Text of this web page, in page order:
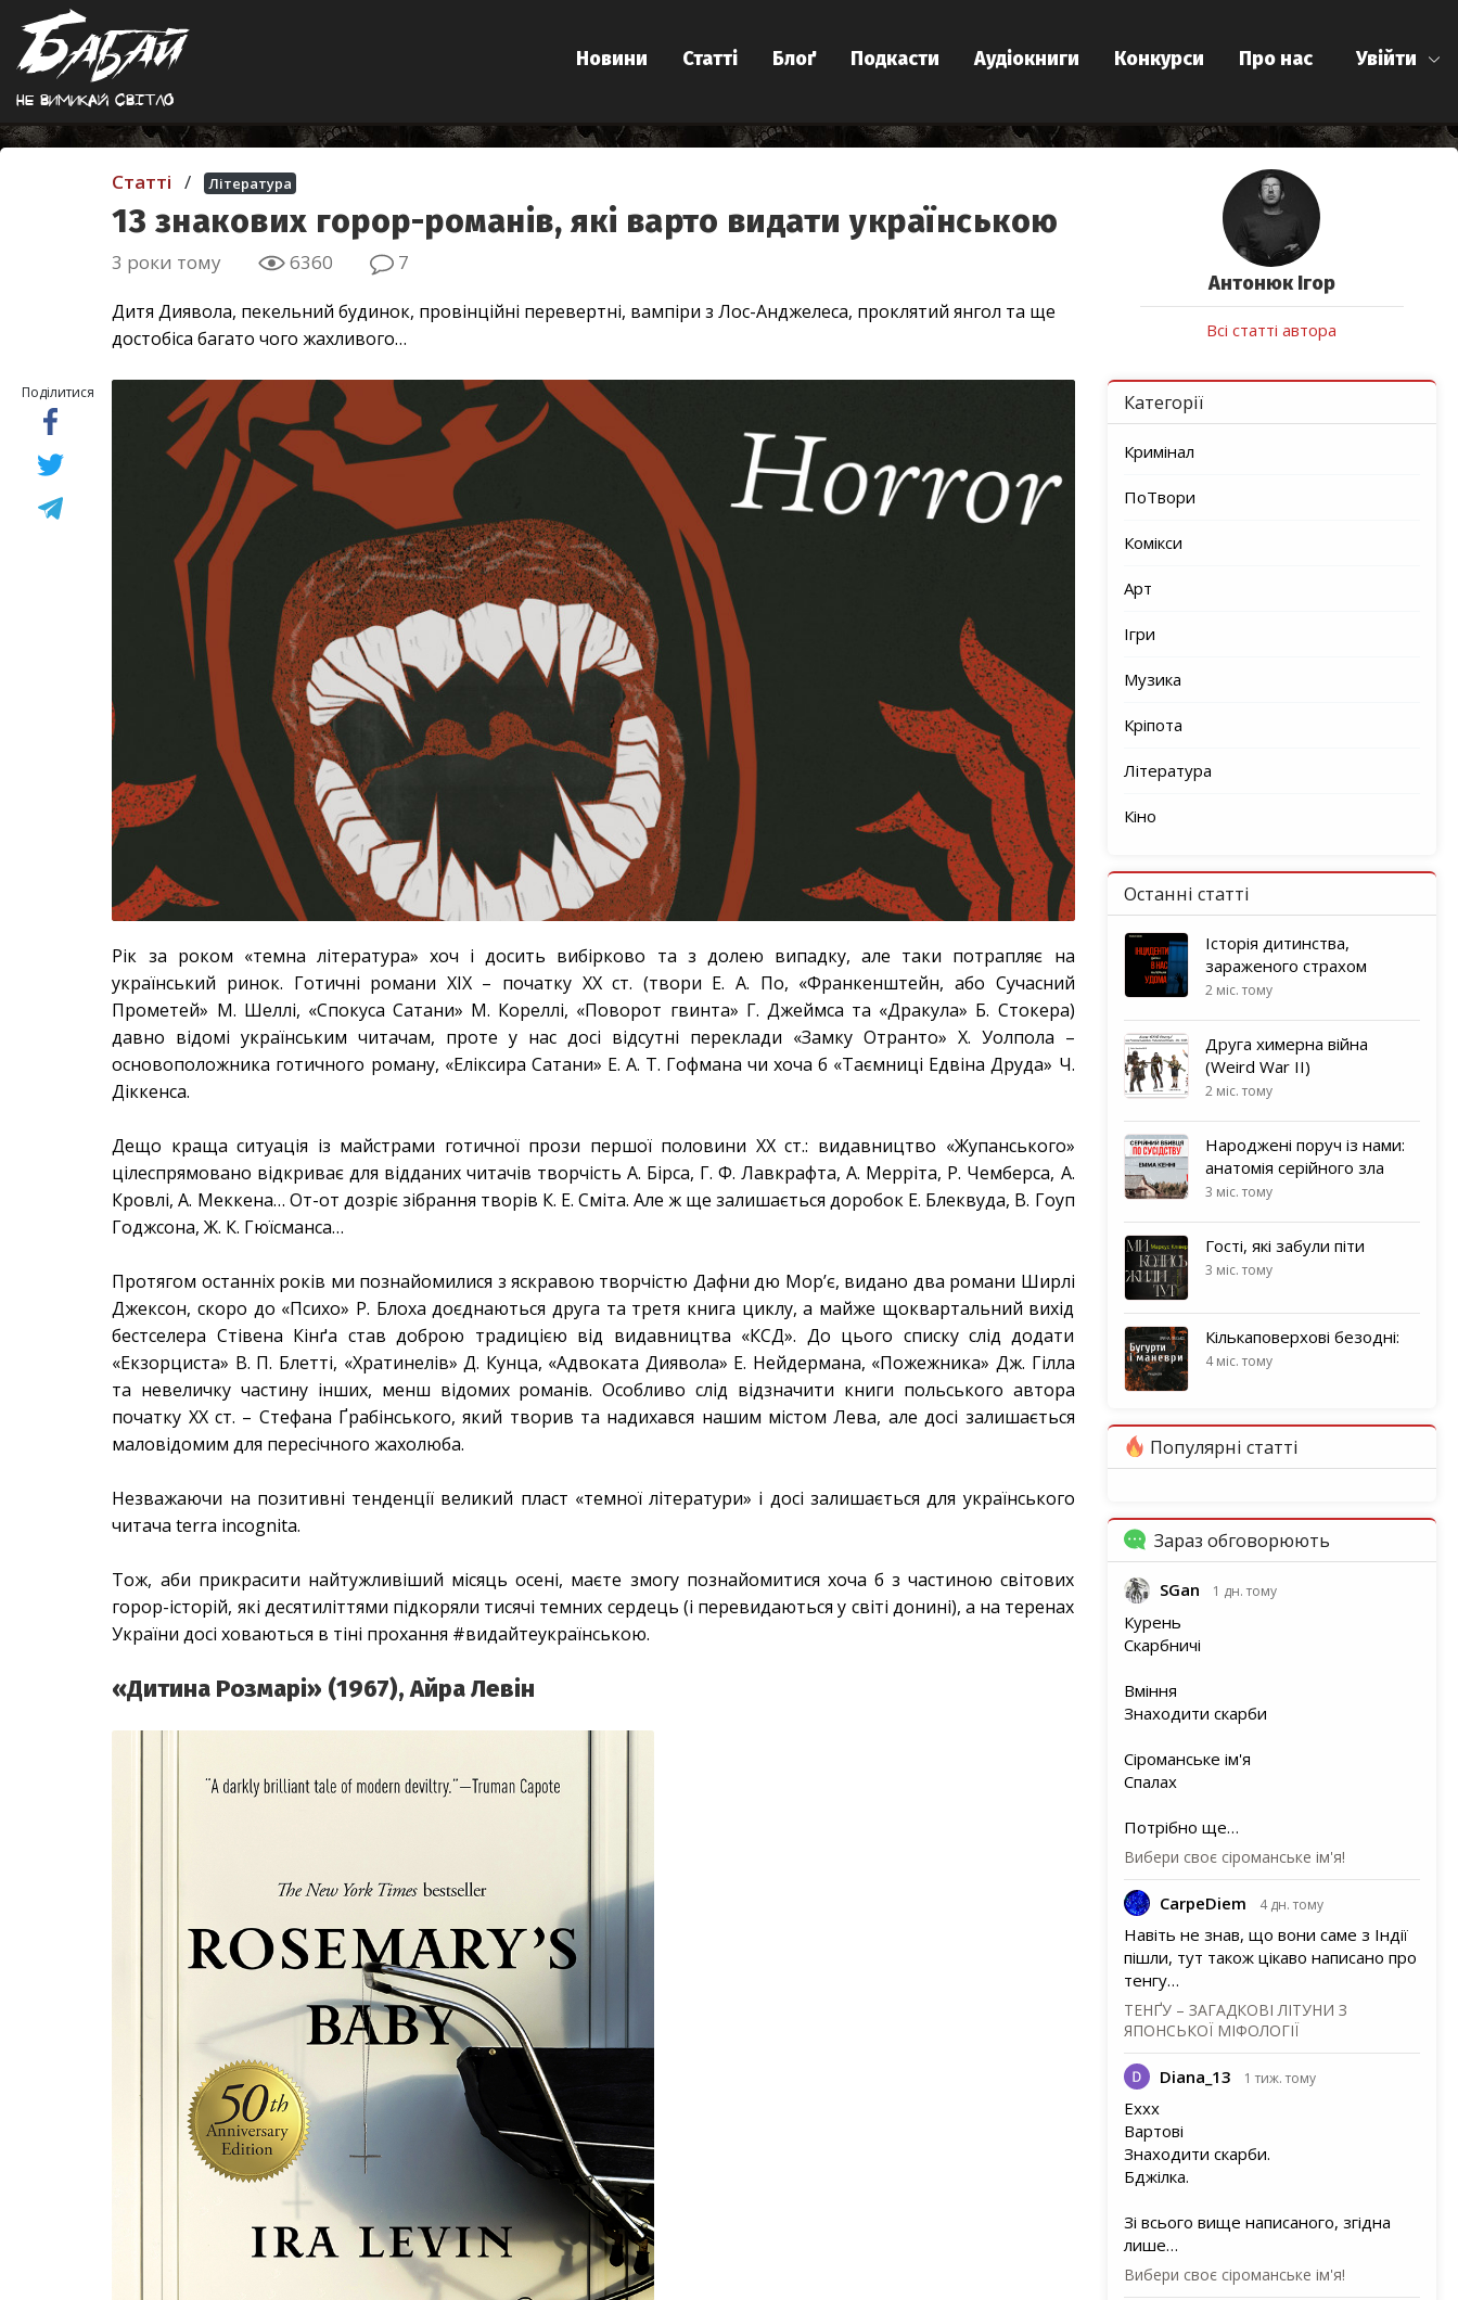
Не вимикай свiтло
Увійти
Новини Статті Блоґ Подкасти Аудіокниги Конкурси Про нас
Статті / Література
13 знакових горор-романів, які варто видати українською
3 роки тому 6360 7
Дитя Диявола, пекельний будинок, провінційні перевертні, вампіри з Лос-Анджелеса, проклятий янгол та ще
достобіса багато чого жахливого…
Антонюк Ігор
Всі статті автора
Поділитися
Рік за роком «темна література» хоч і досить вибірково та з долею випадку, але таки потрапляє на
український ринок. Готичні романи ХІХ – початку ХХ ст. (твори Е. А. По, «Франкенштейн, або Сучасний
Прометей» М. Шеллі, «Спокуса Сатани» М. Кореллі, «Поворот гвинта» Г. Джеймса та «Дракула» Б. Стокера)
давно відомі українським читачам, проте у нас досі відсутні переклади «Замку Отранто» Х. Уолпола –
основоположника готичного роману, «Еліксира Сатани» Е. А. Т. Гофмана чи хоча б «Таємниці Едвіна Друда» Ч.
Діккенса.
Дещо краща ситуація із майстрами готичної прози першої половини ХХ ст.: видавництво «Жупанського»
цілеспрямовано відкриває для відданих читачів творчість А. Бірса, Г. Ф. Лавкрафта, А. Мерріта, Р. Чемберса, А.
Кровлі, А. Меккена… От-от дозріє зібрання творів К. Е. Сміта. Але ж ще залишається доробок Е. Блеквуда, В. Гоуп
Годжсона, Ж. К. Гюїсманса…
Протягом останніх років ми познайомилися з яскравою творчістю Дафни дю Мор’є, видано два романи Ширлі
Джексон, скоро до «Психо» Р. Блоха доєднаються друга та третя книга циклу, а майже щоквартальний вихід
бестселера Стівена Кінґа став доброю традицією від видавництва «КСД». До цього списку слід додати
«Екзорциста» В. П. Блетті, «Хратинелів» Д. Кунца, «Адвоката Диявола» Е. Нейдермана, «Пожежника» Дж. Гілла
та невеличку частину інших, менш відомих романів. Особливо слід відзначити книги польського автора
початку ХХ ст. – Стефана Ґрабінського, який творив та надихався нашим містом Лева, але досі залишається
маловідомим для пересічного жахолюба.
Незважаючи на позитивні тенденції великий пласт «темної літератури» і досі залишається для українського
читача terra incognita.
Тож, аби прикрасити найтужливіший місяць осені, маєте змогу познайомитися хоча б з частиною світових
горор-історій, які десятиліттями підкоряли тисячі темних сердець (і перевидаються у світі донині), а на теренах
України досі ховаються в тіні прохання #видайтеукраїнською.
«Дитина Розмарі» (1967), Айра Левін
Категорії
Кримінал
ПоТвори
Комікси
Арт
Ігри
Музика
Кріпота
Література
Кіно
Останні статті
Історія дитинства,
зараженого страхом
2 міс. тому
Друга химерна війна
(Weird War II)
2 міс. тому
Народжені поруч із нами:
анатомія серійного зла
3 міс. тому
Гості, які забули піти
3 міс. тому
Кількаповерхові безодні:
4 міс. тому
Популярні статті
Зараз обговорюють
SGan 1 дн. тому
Курень
Скарбничі
Вміння
Знаходити скарби
Сіроманське ім'я
Спалах
Потрібно ще…
Вибери своє сіроманське ім'я!
CarpeDiem 4 дн. тому
Навіть не знав, що вони саме з Індії
пішли, тут також цікаво написано про
тенгу…
ТЕНҐУ – ЗАГАДКОВІ ЛІТУНИ З
ЯПОНСЬКОЇ МІФОЛОГІЇ
Diana_13 1 тиж. тому
Еххх
Вартові
Знаходити скарби.
Бджілка.
Зі всього вище написаного, згідна
лише…
Вибери своє сіроманське ім'я!